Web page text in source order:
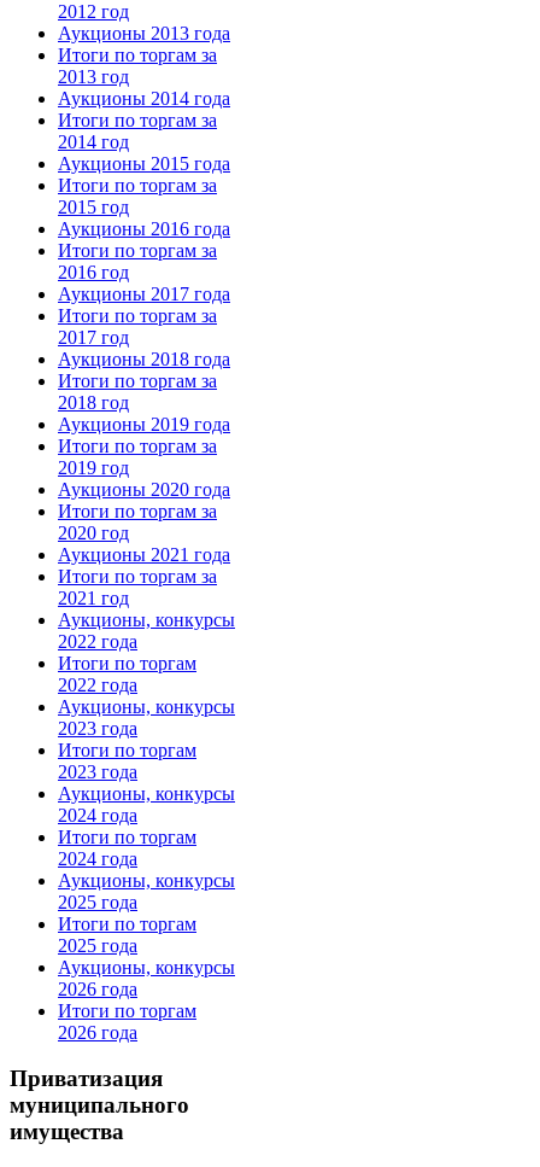
2012 год
Аукционы 2013 года
Итоги по торгам за
2013 год
Аукционы 2014 года
Итоги по торгам за
2014 год
Аукционы 2015 года
Итоги по торгам за
2015 год
Аукционы 2016 года
Итоги по торгам за
2016 год
Аукционы 2017 года
Итоги по торгам за
2017 год
Аукционы 2018 года
Итоги по торгам за
2018 год
Аукционы 2019 года
Итоги по торгам за
2019 год
Аукционы 2020 года
Итоги по торгам за
2020 год
Аукционы 2021 года
Итоги по торгам за
2021 год
Аукционы, конкурсы
2022 года
Итоги по торгам
2022 года
Аукционы, конкурсы
2023 года
Итоги по торгам
2023 года
Аукционы, конкурсы
2024 года
Итоги по торгам
2024 года
Аукционы, конкурсы
2025 года
Итоги по торгам
2025 года
Аукционы, конкурсы
2026 года
Итоги по торгам
2026 года
Приватизация
муниципального
имущества